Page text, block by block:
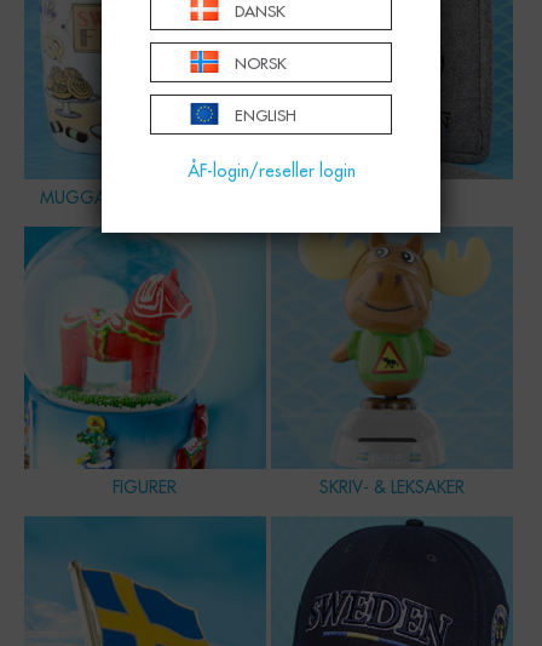
MUGGAR, SKÅLAR & GLAS
FIGURER SKRIV- & LEKSAKER
DANSK
NORSK
ENGLISH
ÅF-login/reseller login